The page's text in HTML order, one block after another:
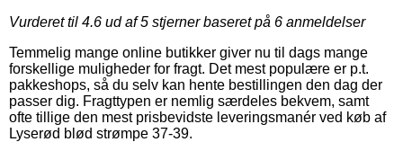
Vurderet til 4.6 ud af 5 stjerner baseret på 6 anmeldelser
Temmelig mange online butikker giver nu til dags mange
forskellige muligheder for fragt. Det mest populære er p.t.
pakkeshops, så du selv kan hente bestillingen den dag der
passer dig. Fragttypen er nemlig særdeles bekvem, samt
ofte tillige den mest prisbevidste leveringsmanér ved køb af
Lyserød blød strømpe 37-39.